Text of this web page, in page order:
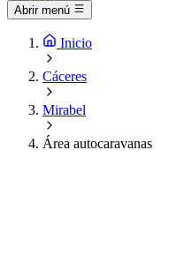
Abrir menú
Inicio
Cáceres
Mirabel
Área autocaravanas